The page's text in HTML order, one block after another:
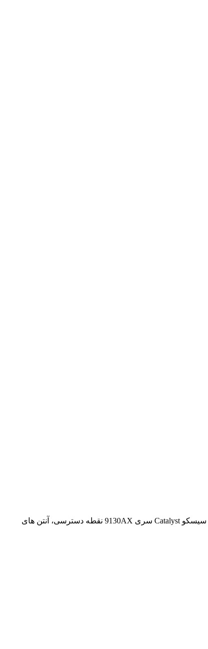
Cisco Catalyst® 9130AX Series Access Points نسل بعدی نقاط دسترسی سازمانی هستند. آنها انعطاف پذیر، امن و باهوش هستند. C9130AXI-H سیسکو Catalyst سری 9130AX نقطه دسترسی، آنتن های